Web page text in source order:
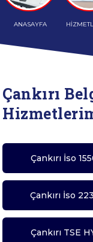
ANASAYFA
Çankırı
Çankırı İso
Çankırı İso
Çankırı TSE